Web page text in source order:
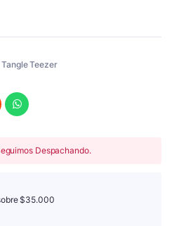
Tangle Teezer
Despachando.
$35.000